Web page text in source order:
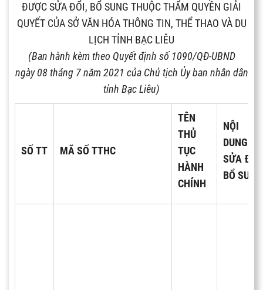
ĐƯỢC SỬA ĐỔI, BỔ SUNG THUỘC THẨM QUYỀN GIẢI
QUYẾT CỦA SỞ VĂN HÓA THÔNG TIN, THỂ THAO VÀ DU
LỊCH TỈNH BẠC LIÊU
(Ban hành kèm theo Quyết định số 1090/QĐ-UBND
ngày08tháng 7 năm 2021 của Chủ tịch Ủy ban nhân dân
tỉnh Bạc Liêu)
SỐ TT MÃSỐ TTHC
TÊN
THỦ
TỤC
HÀNH
CHÍNH
NỘI
DUNG
SỬA Đ
BỔ SUNG